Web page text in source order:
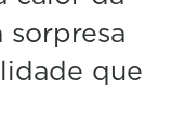
que